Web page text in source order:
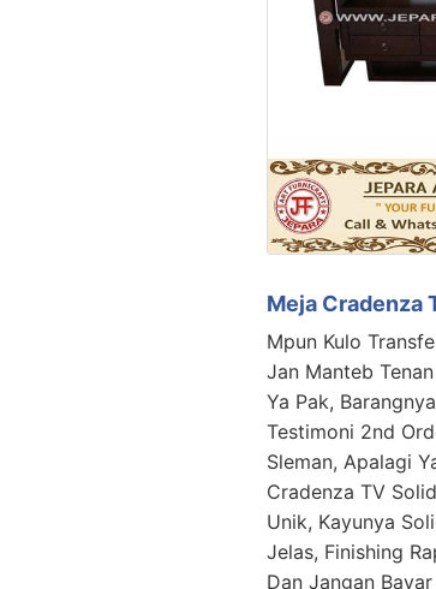
Meja Cradenza
Mpun Kulo
Jan Manteb
Ya Pak,
Testimoni 2nd
Sleman, Apalagi
Cradenza TV
Unik, Kayunya
Jelas, Finishing
Dan Jangan